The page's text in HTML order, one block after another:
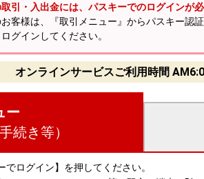
引・入出金には、パスキーでのログインが
客様は、『取引メニュー』からパスキー認
グインしてください。
オンラインサービスご利用時間
ー
続き等）
ログイン】を押してください。